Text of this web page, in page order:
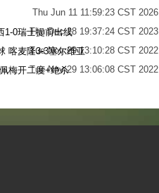
Thu Jun 11 11:59:23 CST 2026
Thu Dec 28 19:37:24 CST 2023
1-0瑞士提前出线
Tue Nov 29 13:10:28 CST 2022
喀麦隆3-3塞尔维亚
Tue Nov 29 13:06:08 CST 2022
梅开二度+绝杀